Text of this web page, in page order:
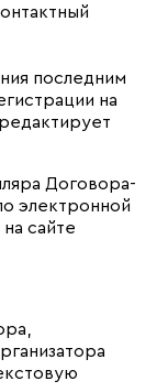
последним
на
Договора-
электронной
сайте